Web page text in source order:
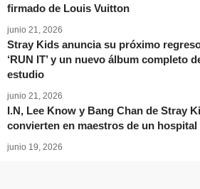
firmado de Louis Vuitton
junio 21, 2026
Stray Kids anuncia su próximo
‘RUN IT’ y un nuevo álbum completo
estudio
junio 21, 2026
I.N, Lee Know y Bang Chan de Stray
convierten en maestros de un hospital
junio 19, 2026